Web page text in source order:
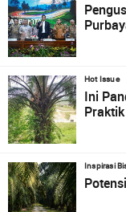
Hot Issue
Ini
Inspirasi